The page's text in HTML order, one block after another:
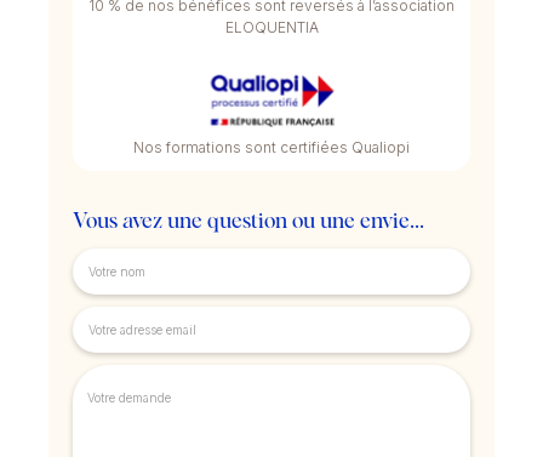
10 % de nos bénéfices sont reversés à l’association
ELOQUENTIA
Nos formations sont certifiées Qualiopi
Vous avez une question ou une envie...